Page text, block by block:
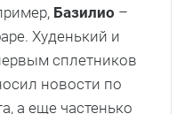
Базилио –
Худенький и
сплетников
новости по
а еще частенько